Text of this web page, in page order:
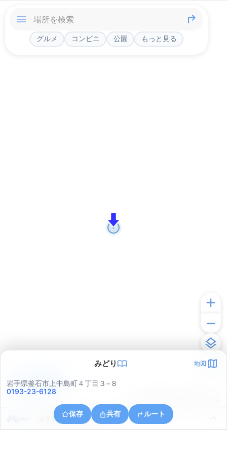
グルメ コンビニ 公園 もっと見る
みどり 地図
岩手県釜石市上中島町４丁目３−８
0193-23-6128
保存 共有 ルート
岩手県釜石市釜石第１２地割
アプリで見る